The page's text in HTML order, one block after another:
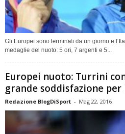
Gli Europei sono terminati da un giorno e
medaglie del nuoto: 5 ori, 7 argenti e 5...
Europei nuoto: Turrini
grande soddisfazione
Redazione BlogDiSport - Mag 22, 2016